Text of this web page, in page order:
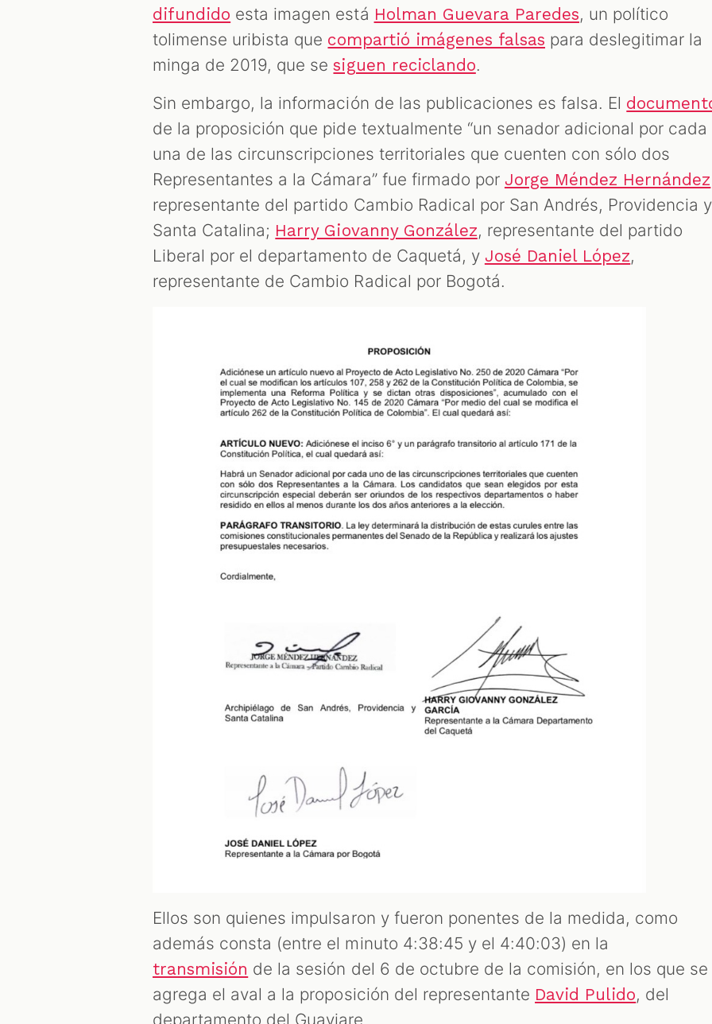
difundido esta imagen está Holman Guevara Paredes, un político
tolimense uribista que compartió imágenes falsas para deslegitimar la
minga de 2019, que sesiguen reciclando.
Sin embargo, la información de las publicaciones es falsa. El
de la proposición que pide textualmente “un senador adicional por cada
una de las circunscripciones territoriales que cuenten con sólo dos
Representantes a la Cámara” fue firmado por Jorge Méndez Hernández
representante del partido Cambio Radical por San Andrés, Providencia y
Santa Catalina; Harry Giovanny González, representante del partido
Liberal por el departamento de Caquetá, y José Daniel López,
representante de Cambio Radical por Bogotá.
Ellos son quienes impulsaron y fueron ponentes de la medida, como
además consta (entre el minuto 4:38:45 y el 4:40:03) en la
transmisión de la sesión del 6 de octubre de la comisión, en los que se
agrega el aval a la proposición del representante David Pulido, del
departamento del Guaviare.